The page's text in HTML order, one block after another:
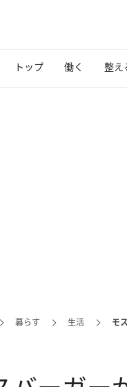
トップ 働く 整え
暮らす 生活 モ